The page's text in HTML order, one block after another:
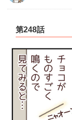
第248話